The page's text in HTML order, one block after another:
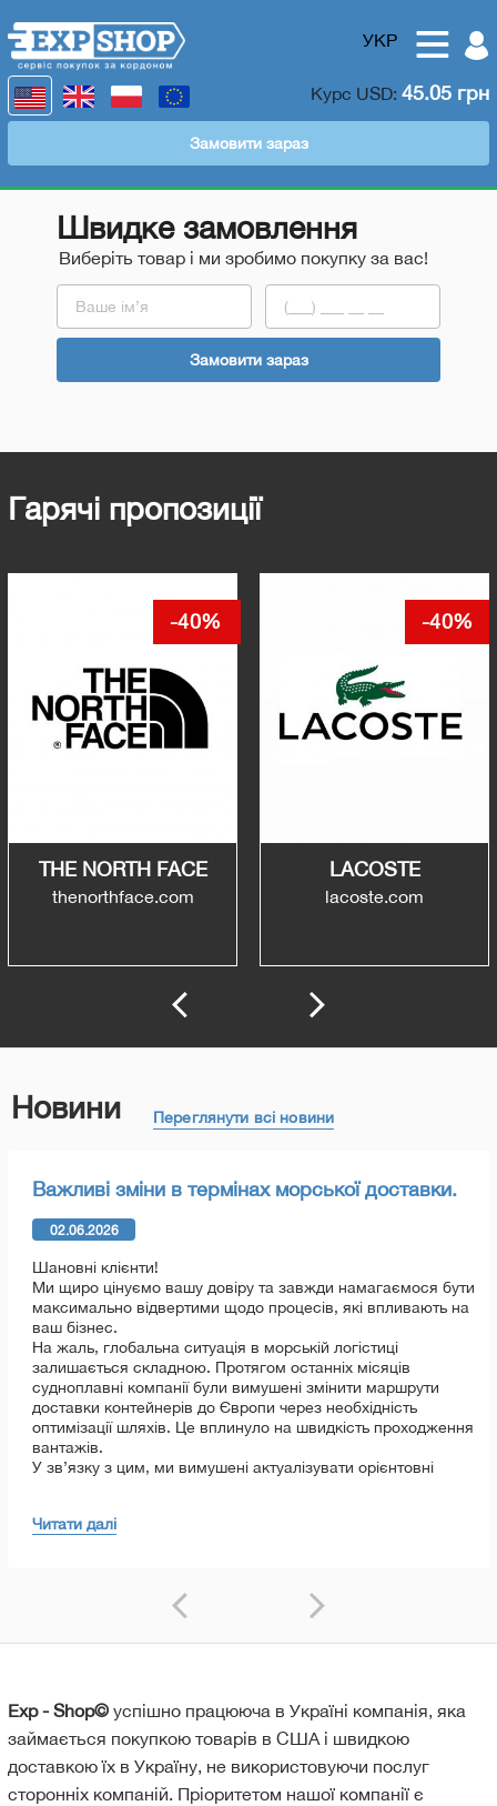
УКР
Курс USD: 45.05 грн
Замовити зараз
Швидке замовлення
Виберіть товар і ми зробимо покупку за вас!
Замовити зараз
Гарячі пропозиції
-40%
THE NORTH FACE
thenorthface.com
-40%
LACOSTE
lacoste.com
Новини Переглянути всі новини
Важливі зміни в термінах морської доставки.
02.06.2026
Шановні клієнти!
Ми щиро цінуємо вашу довіру та завжди намагаємося бути
максимально відвертими щодо процесів, які впливають на
ваш бізнес.
На жаль, глобальна ситуація в морській логістиці
залишається складною. Протягом останніх місяців
судноплавні компанії були вимушені змінити маршрути
доставки контейнерів до Європи через необхідність
оптимізації шляхів. Це вплинуло на швидкість проходження
вантажів.
У зв’язку з цим, ми вимушені актуалізувати орієнтовні
Стандартна морська доставка: тепер становить 6-8 тижнів.
перевищить 35 днів, ми перерахуємо вартість перевезення
Це наш спосіб гарантувати, що ви платите за фактичний
період.
Читати далі
Exp - Shop© успішно працююча в Україні компанія, яка
займається покупкою товарів в США і швидкою
доставкою їх в Україну, не використовуючи послуг
сторонніх компаній. Пріоритетом нашої компанії є